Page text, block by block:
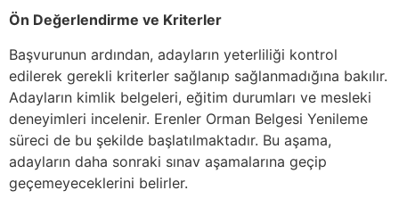
Ön Değerlendirme ve Kriterler
Başvurunun ardından, adayların yeterliliği kontrol
edilerek gerekli kriterler sağlanıp sağlanmadığına bakılır.
Adayların kimlik belgeleri, eğitim durumları ve mesleki
deneyimleri incelenir. Erenler Orman Belgesi Yenileme
süreci de bu şekilde başlatılmaktadır. Bu aşama,
adayların daha sonraki sınav aşamalarına geçip
geçemeyeceklerini belirler.